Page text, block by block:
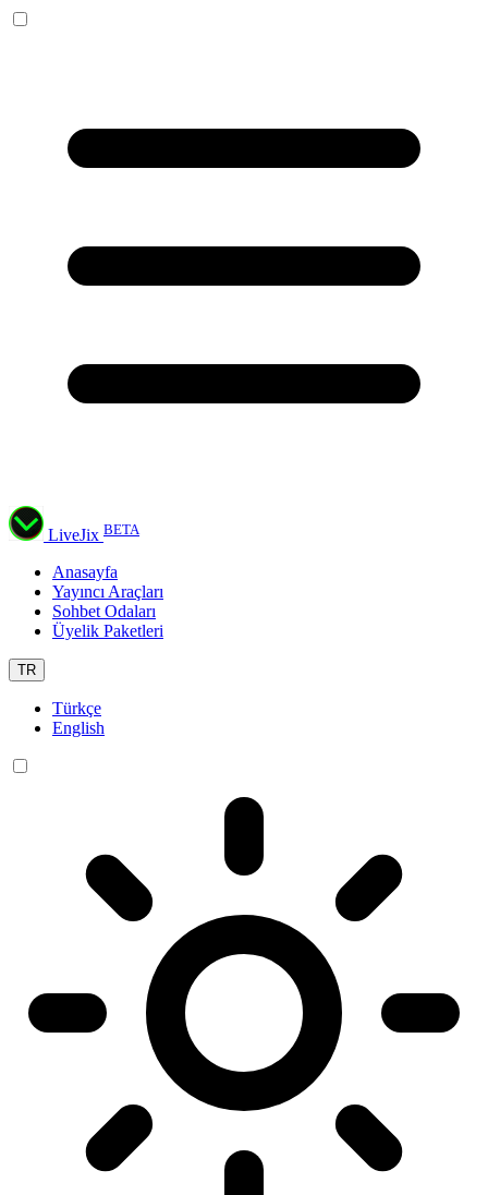
LiveJix BETA
Anasayfa
Yayıncı Araçları
Sohbet Odaları
Üyelik Paketleri
TR
Türkçe
English